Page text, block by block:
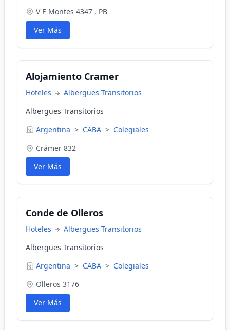
V E Montes 4347 , PB
Ver Más
Alojamiento Cramer
Hoteles
Albergues Transitorios
Albergues Transitorios
Argentina > CABA > Colegiales
Crámer 832
Ver Más
Conde de Olleros
Hoteles
Albergues Transitorios
Albergues Transitorios
Argentina > CABA > Colegiales
Olleros 3176
Ver Más